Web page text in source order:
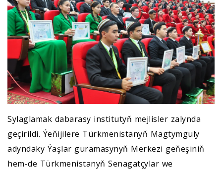
Sylaglamak dabarasy institutyň mejlisler zalynda
geçirildi. Ýeňijilere Türkmenistanyň Magtymguly
adyndaky Ýaşlar guramasynyň Merkezi geňeşiniň
hem-de Türkmenistanyň Senagatçylar we